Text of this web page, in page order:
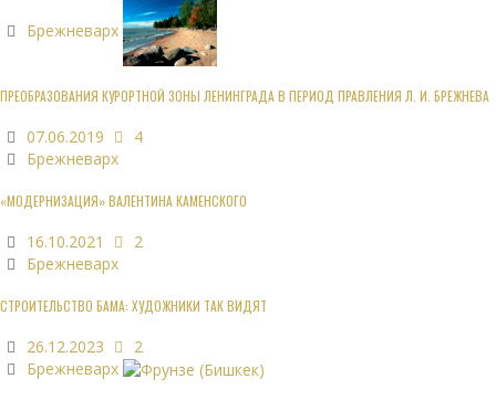
Брежневарх
ПРЕОБРАЗОВАНИЯ КУРОРТНОЙ ЗОНЫ ЛЕНИНГРАДА В ПЕРИОД ПРАВЛЕНИЯ Л. И. БРЕЖНЕВА
07.06.2019
4
Брежневарх
«МОДЕРНИЗАЦИЯ» ВАЛЕНТИНА КАМЕНСКОГО
16.10.2021
2
Брежневарх
СТРОИТЕЛЬСТВО БАМА: ХУДОЖНИКИ ТАК ВИДЯТ
26.12.2023
2
Брежневарх